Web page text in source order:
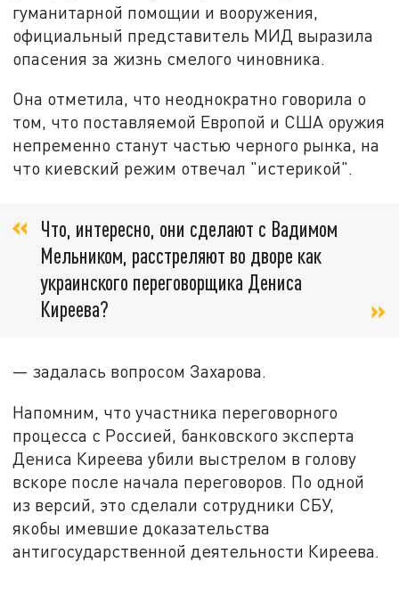
гуманитарной помощии и вооружения,
официальный представитель МИД выразила
опасения за жизнь смелого чиновника.
Она отметила, что неоднократно говорила о
том, что поставляемой Европой и США оружия
непременно станут частью черного рынка, на
что киевский режим отвечал "истерикой".
Что, интересно, они сделают с Вадимом
Мельником, расстреляют во дворе как
украинского переговорщика Дениса
Киреева?
— задалась вопросом Захарова.
Напомним, что участника переговорного
процесса с Россией, банковского эксперта
Дениса Киреева убили выстрелом в голову
вскоре после начала переговоров. По одной
из версий, это сделали сотрудники СБУ,
якобы имевшие доказательства
антигосударственной деятельности Киреева.